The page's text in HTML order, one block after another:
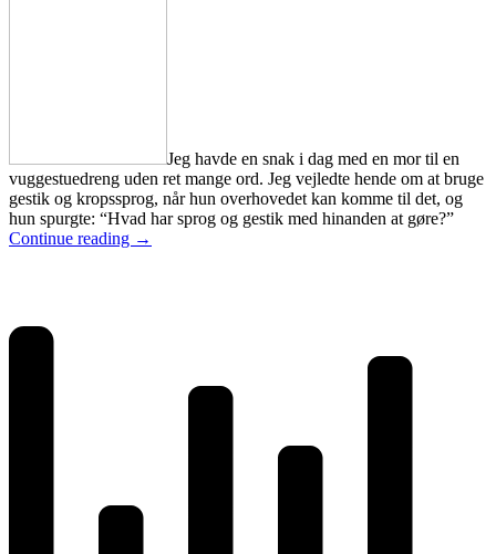
Jeg havde en snak i dag med en mor til en
vuggestuedreng uden ret mange ord. Jeg vejledte hende om at bruge
gestik og kropssprog, når hun overhovedet kan komme til det, og
hun spurgte: “Hvad har sprog og gestik med hinanden at gøre?”
Continue reading →